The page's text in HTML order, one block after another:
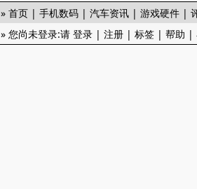
» 首页 | 手机数码 | 汽车资讯 | 游戏硬件 |
» 您尚未登录:请 登录 | 注册 | 标签 | 帮助 |